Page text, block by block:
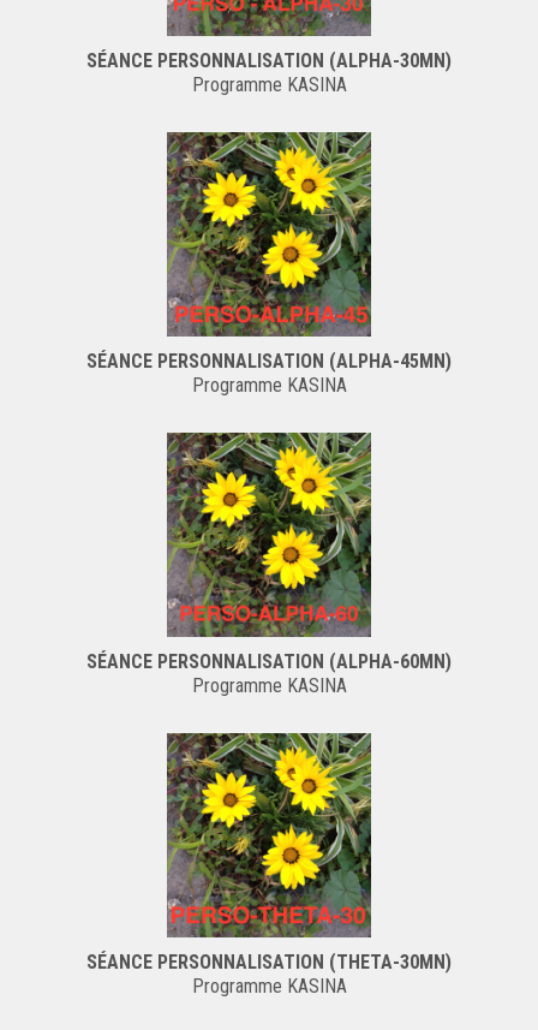
SÉANCE PERSONNALISATION (ALPHA-30MN)
Programme KASINA
SÉANCE PERSONNALISATION (ALPHA-45MN)
Programme KASINA
SÉANCE PERSONNALISATION (ALPHA-60MN)
Programme KASINA
SÉANCE PERSONNALISATION (THETA-30MN)
Programme KASINA